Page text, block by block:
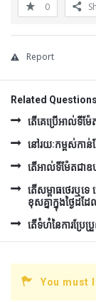
0
Report
Related Questions
តើគេប្រើអាល់ទីម៉
នៅរយៈកម្ពស់កាន់
តើអាល់ទីម៉ែតជាឧ
តើសម្ពាធថេរឬទ
ខុសគ្នាក្នុងថ្ងៃដដ
តើទំហំនៃការប្រែ
You must